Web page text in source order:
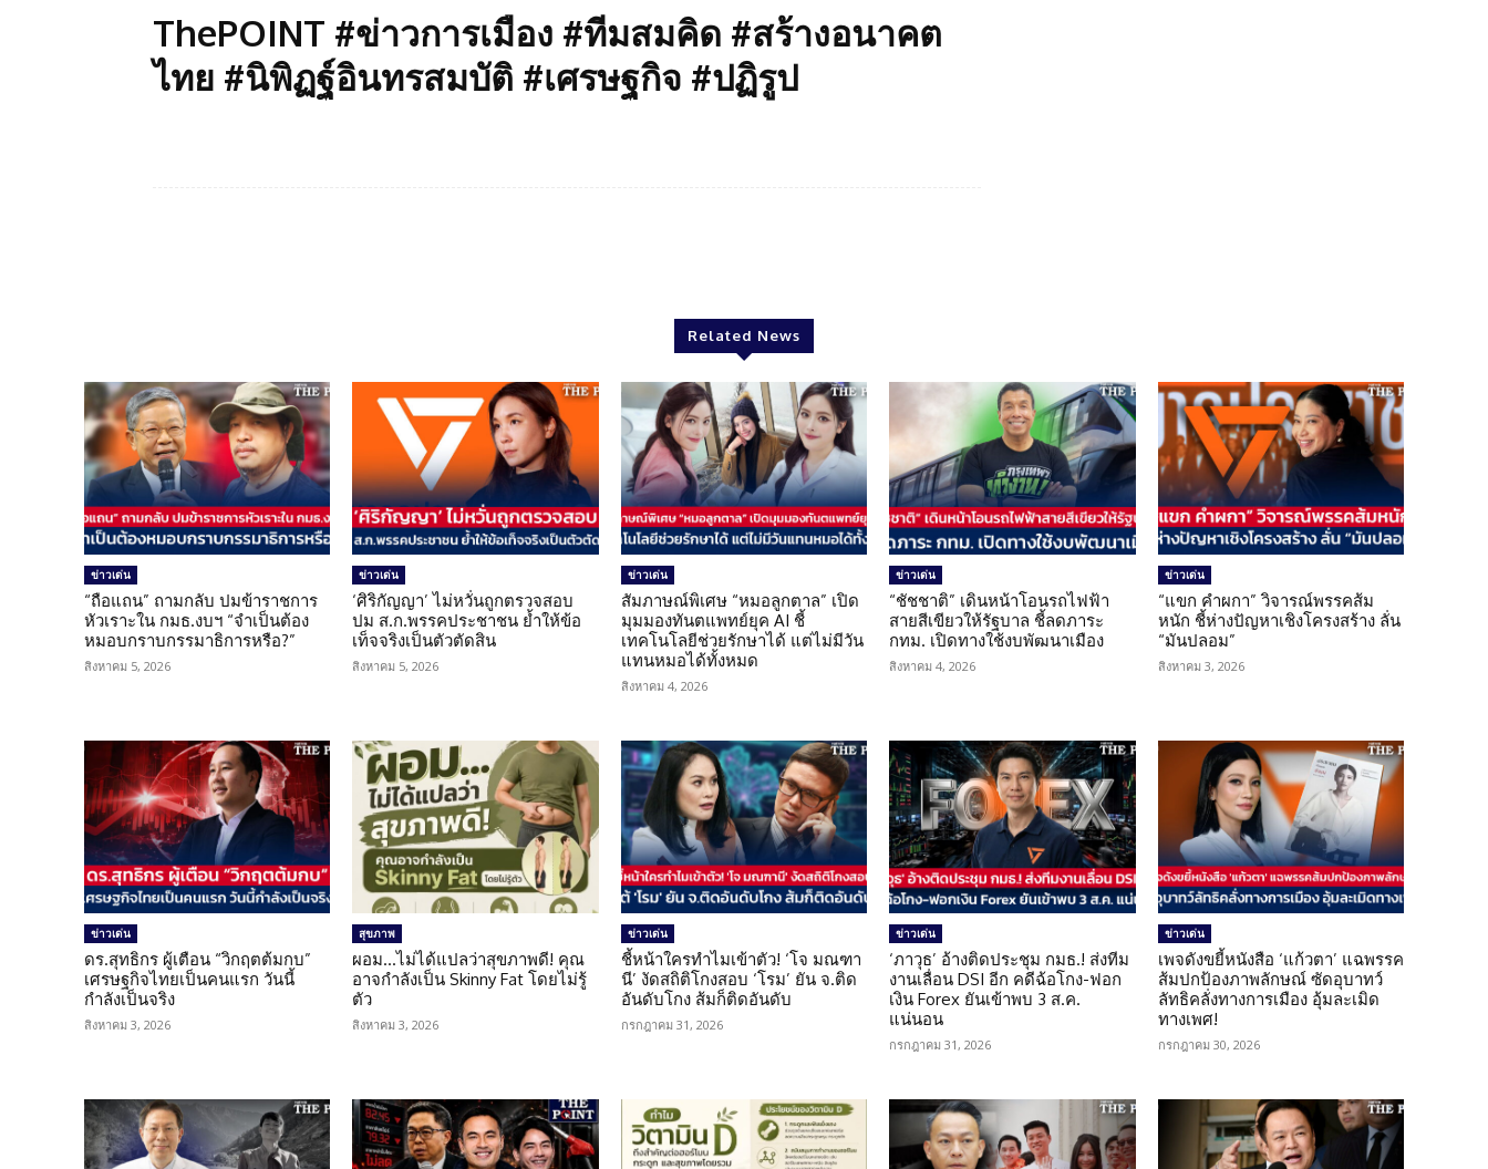
ThePOINT #ข่าวการเมือง #ทีมสมคิด #สร้างอนาคต
ไทย #นิพิฏฐ์อินทรสมบัติ #เศรษฐกิจ #ปฏิรูป
Related News
ข่าวเด่น
“ถือแถน” ถามกลับ ปมข้าราชการ
หัวเราะใน กมธ.งบฯ “จำเป็นต้อง
หมอบกราบกรรมาธิการหรือ?”
สิงหาคม 5, 2026
ข่าวเด่น
‘ศิริกัญญา’ ไม่หวั่นถูกตรวจสอบ
ปม ส.ก.พรรคประชาชน ย้ำให้ข้อ
เท็จจริงเป็นตัวตัดสิน
สิงหาคม 5, 2026
ข่าวเด่น
สัมภาษณ์พิเศษ “หมอลูกตาล” เปิด
มุมมองทันตแพทย์ยุค AI ชี้
เทคโนโลยีช่วยรักษาได้ แต่ไม่มีวัน
แทนหมอได้ทั้งหมด
สิงหาคม 4, 2026
ข่าวเด่น
“ชัชชาติ” เดินหน้าโอนรถไฟฟ้า
สายสีเขียวให้รัฐบาล ชี้ลดภาระ
กทม. เปิดทางใช้งบพัฒนาเมือง
สิงหาคม 4, 2026
ข่าวเด่น
“แขก คำผกา” วิจารณ์พรรคส้ม
หนัก ชี้ห่างปัญหาเชิงโครงสร้าง ลั่น
“มันปลอม”
สิงหาคม 3, 2026
ข่าวเด่น
ดร.สุทธิกร ผู้เตือน “วิกฤตต้มกบ”
เศรษฐกิจไทยเป็นคนแรก วันนี้
กำลังเป็นจริง
สิงหาคม 3, 2026
สุขภาพ
ผอม…ไม่ได้แปลว่าสุขภาพดี! คุณ
อาจกำลังเป็น Skinny Fat โดยไม่รู้
ตัว
สิงหาคม 3, 2026
ข่าวเด่น
ชี้หน้าใครทำไมเข้าตัว! ‘โจ มณฑา
นี’ งัดสถิติโกงสอบ ‘โรม’ ยัน จ.ติด
อันดับโกง ส้มก็ติดอันดับ
กรกฎาคม 31, 2026
ข่าวเด่น
‘ภาวุธ’ อ้างติดประชุม กมธ.! ส่งทีม
งานเลื่อน DSI อีก คดีฉ้อโกง-ฟอก
เงิน Forex ยันเข้าพบ 3 ส.ค.
แน่นอน
กรกฎาคม 31, 2026
ข่าวเด่น
เพจดังขยี้หนังสือ ‘แก้วตา’ แฉพรรค
ส้มปกป้องภาพลักษณ์ ซัดอุบาทว์
ลัทธิคลั่งทางการเมือง อุ้มละเมิด
ทางเพศ!
กรกฎาคม 30, 2026